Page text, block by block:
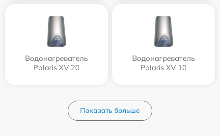
Водонагреватель
Polaris XV 20
Водонагреватель
Polaris XV 10
Показать больше